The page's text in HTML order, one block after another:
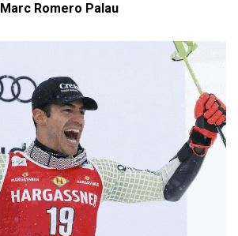
Marc Romero Palau